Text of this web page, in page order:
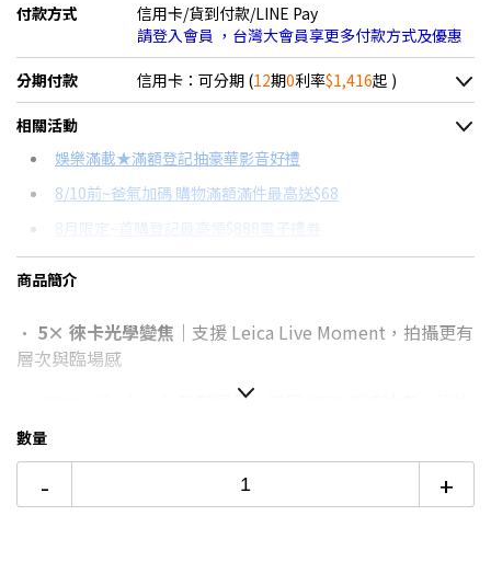
付款方式
信用卡/貨到付款/LINE Pay
請登入會員 ，台灣大會員享更多付款方式及優惠
分期付款 信用卡：可分期 (12期0利率$1,416起 )
＊實際可分期數、適用利率，請以購物車顯示為主
信用卡分期
分期數
6期 0利率
12期 0利率
24期
每期金額
$1,416
$779
配合銀行/業者
7家銀行/業者
18家銀行/業者
相關活動
娛樂滿載★滿額登記抽豪華影音好禮
8/10前~爸氣加碼 購物滿額滿件最高送$68
8月限定~首購登記最高領$888電子禮券
台灣大哥大Open Possible聯名卡滿額最高回饋25%
★舊機回收★限量加碼10%回饋
更多信用卡分期0利率滿額享回饋
5G手機精選推薦→點我看達人教你買
商品簡介
• 5× 徠卡光學變焦 ｜支援 Leica Live Moment，拍攝更有
層次與臨場感
6500mAh（typ）矽碳電池｜搭配
與補電效率兼具
•
MediaTek Dimensity 8500-Ultra
以上
數量
- +